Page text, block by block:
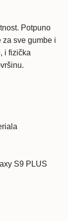
Potpuno
sve gumbe i
i fizička
S9 PLUS